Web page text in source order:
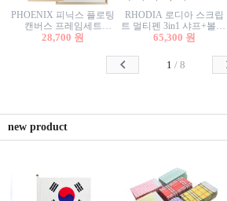
PHOENIX 피닉스 플로팅
캔버스 프레임세트
50x50cm/액자캔버스/인테
28,700 원
RHODIA 로디아 스크립
트 멀티펜 3in1 샤프+볼펜/
무광택 알루미늄 육각배
65,300 원
1 / 8
new product